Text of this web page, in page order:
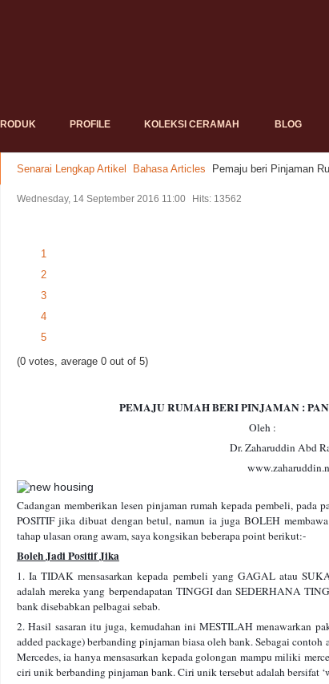
PROFILE KOLEKSI CERAMAH BLOG
Senarai Lengkap Artikel Bahasa Articles Pemaju beri Pinjaman
Wednesday, 14 September 2016 11:00 Hits: 13562
1
2
3
4
5
(0 votes, average 0 out of 5)
PEMAJU RUMAH BERI PINJAMAN :
Oleh :
Dr. Zaharuddin Abd
Cadangan memberikan lesen pinjaman rumah kepada pembeli, pada
POSITIF jika dibuat dengan betul, namun ia juga BOLEH
tahap ulasan orang awam, saya kongsikan beberapa point berikut:-
Boleh Jadi Positif Jika
1. Ia TIDAK mensasarkan kepada pembeli yang GAGAL atau
adalah mereka yang berpendapatan TINGGI dan SEDERHANA
bank disebabkan pelbagai sebab.
2. Hasil sasaran itu juga, kemudahan ini MESTILAH menawarkan
added package) berbanding pinjaman biasa oleh bank. Sebagai
Mercedes, ia hanya mensasarkan kepada golongan mampu miliki
ciri unik berbanding pinjaman bank. Ciri unik tersebut adalah bersifat